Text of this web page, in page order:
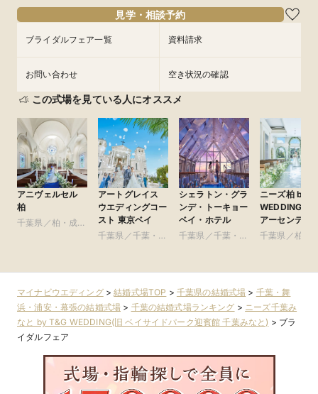
見学・相談予約
ブライダルフェア一覧 資料請求
お問い合わせ 空き状況の確認
この式場を見ている人にオススメ
アニヴェルセル
柏
千葉県／柏・成
アートグレイス
ウエディングコー
スト 東京ベイ
千葉県／千葉・舞
シェラトン・グラ
ンデ・トーキョー
ベイ・ホテル
千葉県／千葉・舞
ニーズ柏 by
WEDDING(旧
アーセンティ
賓館 柏)
千葉県／柏・
マイナビウエディング>結婚式場TOP > 千葉県の結婚式場 > 千葉・舞
浜・浦安・幕張の結婚式場 > 千葉の結婚式場ランキング > ニーズ千葉み
なと by T&G WEDDING(旧 ベイサイドパーク迎賓館 千葉みなと) > ブラ
イダルフェア